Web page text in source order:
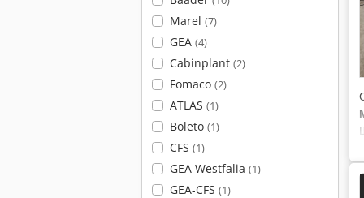
Marel (7)
GEA (4)
Cabinplant (2)
Fomaco (2)
ATLAS (1)
Boleto (1)
CFS (1)
GEA Westfalia (1)
GEA-CFS (1)